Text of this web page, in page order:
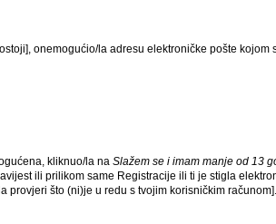
onemogućio/la adresu elektroničke pošte
kliknuo/la na Slažem se i imam manje od 13
ili prilikom same Registracije ili ti je stigla
provjeri što (ni)je u redu s tvojim korisničkim računom].